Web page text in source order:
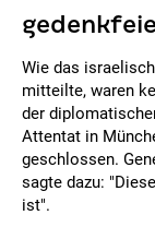
Wie das
mitteilte, waren
der
Attentat in
geschlossen.
sagte dazu:
ist".